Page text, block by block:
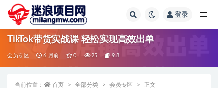
登录
TikTok带货实战课 轻松实现高效出单
会员专区 6 月前 0 25 9.8
当前位置： 首页 全部分类 会员专区 正文
全部